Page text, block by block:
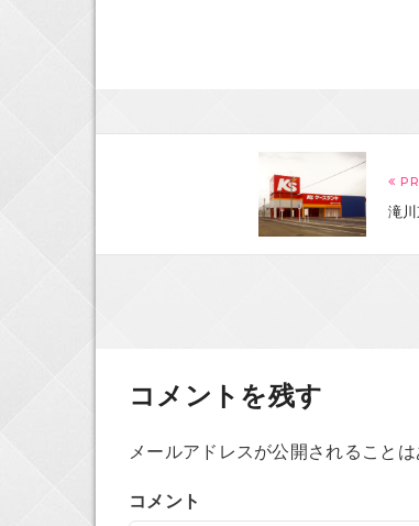
滝
コメントを残す
メールアドレスが公開されることは
コメント